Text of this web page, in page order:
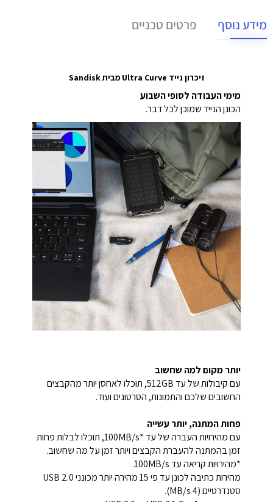
מידע נוסף פרטים טכניים
זיכרון נייד Ultra Curve מבית Sandisk
מימי העבודה לסופי השבוע
הכונן הנייד שמוכן לכל דבר.
יותר מקום למה שחשוב
עם קיבולות של עד 512GB, תוכלו לאחסן יותר מהקבצים
החשובים שלכם והתמונות, הסרטונים ועוד.
פחות המתנה, יותר עשייה
עם מהירויות העברה של עד *100MB/s, תוכלו לבלות פחות
זמן בהמתנה להעברת הקבצים ויותר זמן על מה שחשוב.
*מהירויות קריאה עד 100MB/s.
מהירות כתיבה לכונן עד פי 15 מהירה יותר מכונני USB 2.0
סטנדרטיים (4 MB/s).